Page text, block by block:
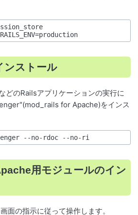
ンストール
どのRailsアプリケーションの実行に
for Apache)をインス
用モジュールのイン
面の指示に従って操作します。